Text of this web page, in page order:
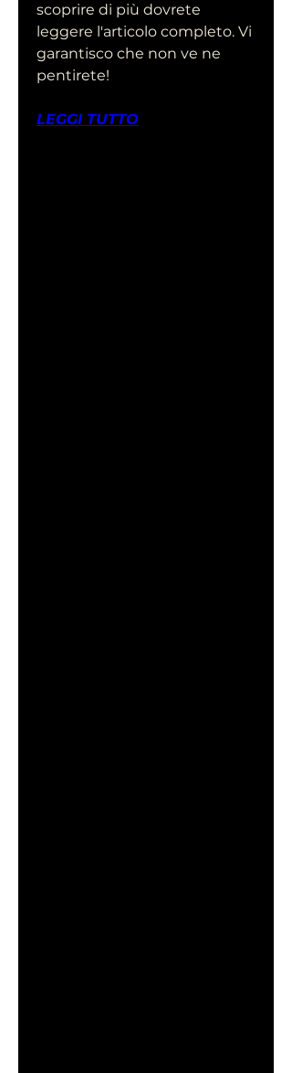
scoprire di più dovrete
leggere l'articolo completo. Vi
garantisco che non ve ne
pentirete!
LEGGI TUTTO